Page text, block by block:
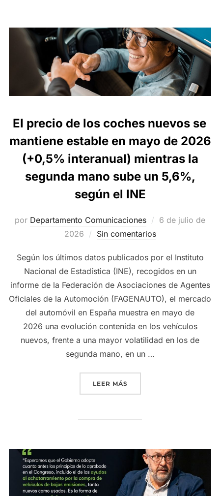
El precio de los coches nuevos se
mantiene estable en mayo de 2026
(+0,5% interanual) mientras la
segunda mano sube un 5,6%,
según el INE
por Departamento Comunicaciones
Publicado
6 de julio de
2026
Sin comentarios
Según los últimos datos publicados por el Instituto
Nacional de Estadística (INE), recogidos en un
informe de la Federación de Asociaciones de Agentes
Oficiales de la Automoción (FAGENAUTO), el mercado
del automóvil en España muestra en mayo de
2026 una evolución contenida en los vehículos
nuevos, frente a una mayor volatilidad en los de
segunda mano, en un …
LEER MÁS«EL PRECIO DE LOS